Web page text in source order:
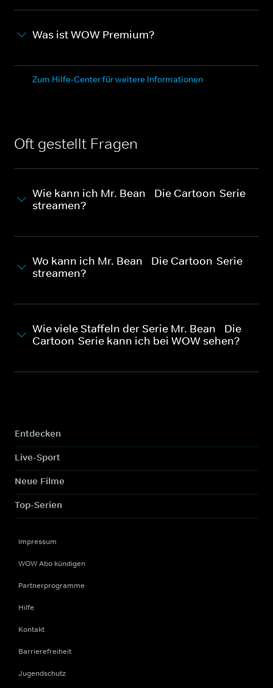
Was ist WOW Premium?
Zum Hilfe-Center für weitere Informationen
Oft gestellt Fragen
Wie kann ich Mr. Bean - Die Cartoon-Serie
streamen?
Wo kann ich Mr. Bean - Die Cartoon-Serie
streamen?
Wie viele Staffeln der Serie Mr. Bean - Die
Cartoon-Serie kann ich bei WOW sehen?
Entdecken
Live-Sport
Neue Filme
Top-Serien
Impressum
WOW Abo kündigen
Partnerprogramme
Hilfe
Kontakt
Barrierefreiheit
Jugendschutz